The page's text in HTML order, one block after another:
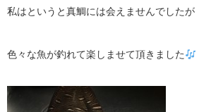
私はというと真鯛には会えませんでしたが
色々な魚が釣れて楽しませて頂きました